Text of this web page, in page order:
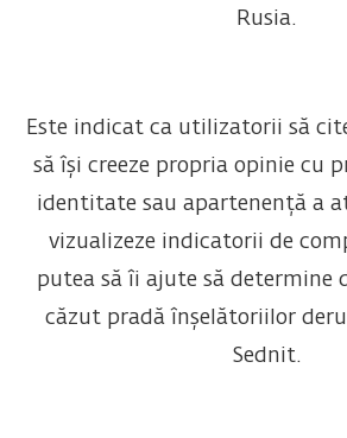
Rusia.
Este indicat ca utilizatorii să
să își creeze propria opinie cu
identitate sau apartenență a
vizualizeze indicatorii de
putea să îi ajute să determine
căzut pradă înșelătoriilor
Sednit.